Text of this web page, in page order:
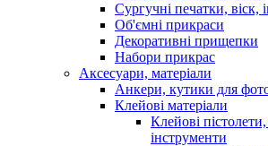
Сургучні печатки, віск,
Об'ємні прикраси
Декоративні прищепки
Набори прикрас
Аксесуари, матеріали
Анкери, кутики для
Клейові матеріали
Клейові
інструменти